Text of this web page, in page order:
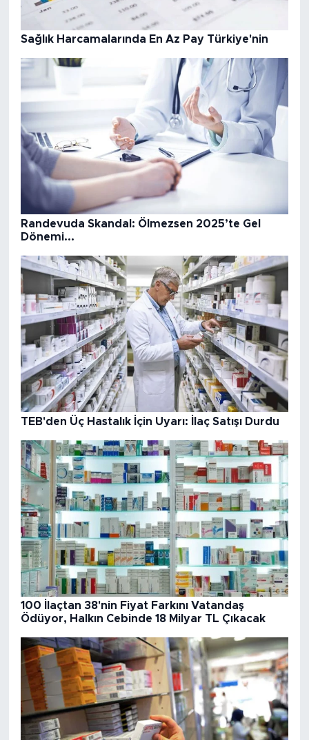
Sağlık Harcamalarında En Az Pay Türkiye'nin
Randevuda Skandal: Ölmezsen 2025’te Gel
Dönemi...
TEB'den Üç Hastalık İçin Uyarı: İlaç Satışı Durdu
100 İlaçtan 38'nin Fiyat Farkını Vatandaş
Ödüyor, Halkın Cebinde 18 Milyar TL Çıkacak